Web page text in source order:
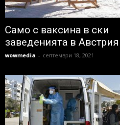
Само с ваксина в ски
заведенията в Австрия
wowmedia - септември 18, 2021